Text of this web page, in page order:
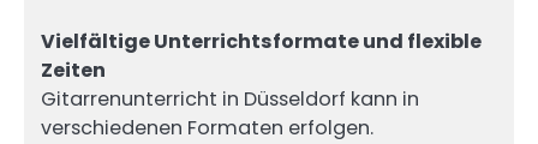
Vielfältige Unterrichtsformate und flexible
Zeiten
Gitarrenunterricht in Düsseldorf kann in
verschiedenen Formaten erfolgen.